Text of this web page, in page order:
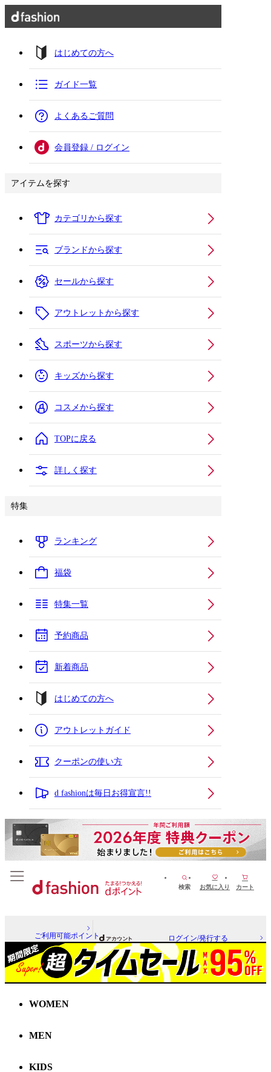
はじめての方へ
ガイド一覧
よくあるご質問
会員登録 / ログイン
アイテムを探す
カテゴリから探す
ブランドから探す
セールから探す
アウトレットから探す
スポーツから探す
キッズから探す
コスメから探す
TOPに戻る
詳しく探す
特集
ランキング
福袋
特集一覧
予約商品
新着商品
はじめての方へ
アウトレットガイド
クーポンの使い方
d fashionは毎日お得宣言!!
検索 お気に入り カート
ご利用可能ポイント ログイン/発行する
WOMEN
MEN
KIDS